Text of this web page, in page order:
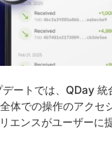
ートでは、QDay 統
体での操作のアクセ
エンスがユーザーに